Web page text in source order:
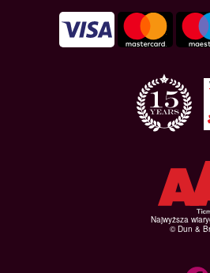
Najwyższa
© Dun &